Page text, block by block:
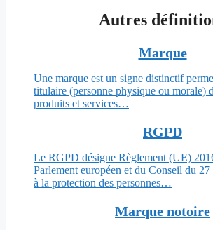
Autres
Marque
Une marque est un signe distinctif
titulaire (personne physique ou morale)
produits et services…
RGPD
Le RGPD désigne Règlement (UE)
Parlement européen et du Conseil du
à la protection des personnes…
Marque notoire